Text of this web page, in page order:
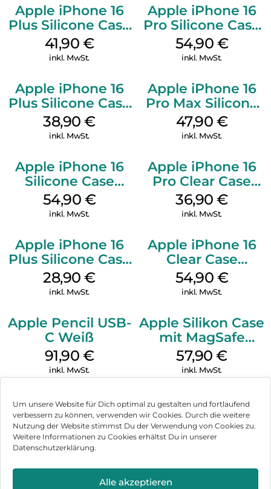
Um unsere Website für Dich optimal zu gestalten und fortlaufend
verbessern zu können, verwenden wir Cookies. Durch die weitere
Nutzung der Website stimmst Du der Verwendung von Cookies zu.
Weitere Informationen zu Cookies erhältst Du in unserer
Datenschutzerklärung.
Alle akzeptieren
Apple iPhone 16
Plus Silicone Case
MagSafe Stone
Gray
41,90 €
inkl. MwSt.
Apple iPhone 16
Pro Silicone Case
MagSafe Black
54,90 €
inkl. MwSt.
Apple iPhone 16
Plus Silicone Case
MagSafe Denim
38,90€
inkl. MwSt.
Apple iPhone 16
Pro Max Silicone
Case MagSafe
Black
47,90 €
inkl. MwSt.
Apple iPhone 16
Silicone Case
MagSafe Lake
Green
54,90 €
inkl. MwSt.
Apple iPhone 16
Pro Clear Case
MagSafe
Transparent
36,90€
inkl. MwSt.
Apple iPhone 16
Plus Silicone Case
MagSafe Black
28,90€
inkl. MwSt.
Apple iPhone 16
Clear Case
MagSafe
Transparent
54,90 €
inkl. MwSt.
Apple Pencil USB-
C Weiß
91,90 €
inkl. MwSt.
Apple Silikon Case
mit MagSafe
iPhone 14 Pro
(PRODUCT)RED
57,90€
inkl. MwSt.
Impressum